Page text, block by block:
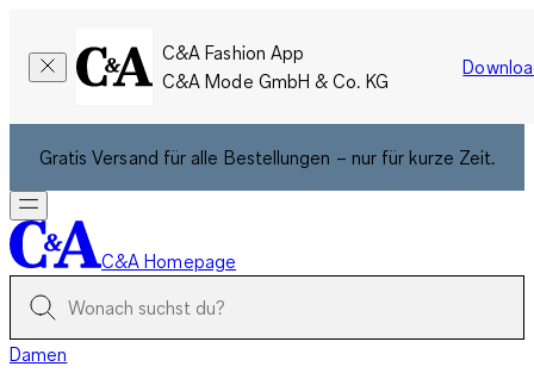
C&A Fashion App
C&A Mode GmbH & Co. KG
Gratis Versand für alle Bestellungen – nur für kurze Zeit.
C&A Homepage
Damen